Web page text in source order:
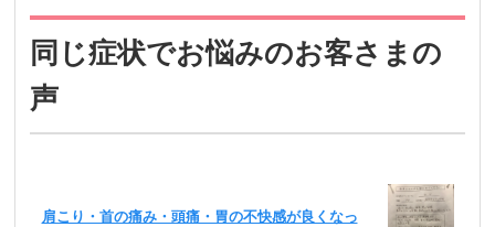
同じ症状でお悩みのお客さまの
声
肩こり・首の痛み・頭痛・胃の不快感が良くなっ